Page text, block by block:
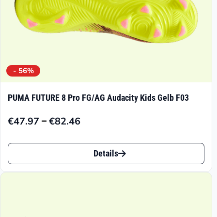
gewählt
werden
- 56%
PUMA FUTURE 8 Pro FG/AG Audacity Kids Gelb F03
€47.97 –€82.46
Preisspanne:
€82.46
Dieses
Produkt
Details